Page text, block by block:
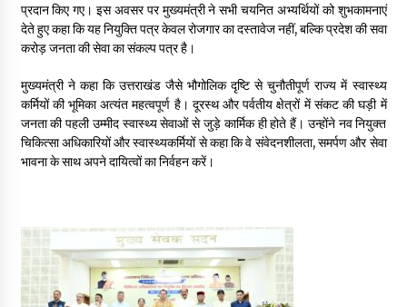
May 12, 2022
May 11, 2022
Thought Of The Day 10 May
Thought Of The Day 9 May
May 9, 2022
प्रदान किए गए। इस अवसर पर मुख्यमंत्री ने सभी चयनित अभ्यर्थियों को शुभकामनाएं
देते हुए कहा कि यह नियुक्ति पत्र केवल रोजगार का दस्तावेज नहीं, बल्कि प्रदेश की सवा
करोड़ जनता की सेवा का संकल्प पत्र है।
मुख्यमंत्री ने कहा कि उत्तराखंड जैसे भौगोलिक दृष्टि से चुनौतीपूर्ण राज्य में स्वास्थ्य
कर्मियों की भूमिका अत्यंत महत्वपूर्ण है। दूरस्थ और पर्वतीय क्षेत्रों में संकट की घड़ी में
जनता की पहली उम्मीद स्वास्थ्य सेवाओं से जुड़े कार्मिक ही होते हैं। उन्होंने नव नियुक्त
चिकित्सा अधिकारियों और स्वास्थ्यकर्मियों से कहा कि वे संवेदनशीलता, समर्पण और सेवा
भावना के साथ अपने दायित्वों का निर्वहन करें।